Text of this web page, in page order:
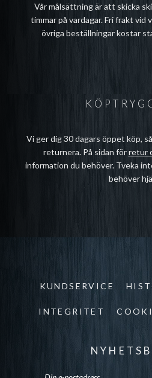
Vår målsättning är att skicka
timmar på vardagar. Fri frakt vid
övriga beställningar kostar
Vi ger dig 30 dagars öppet köp,
returnera. På sidan förretur
information du behöver. Tveka
behöver
KUNDSERVICE
INTEGRITET